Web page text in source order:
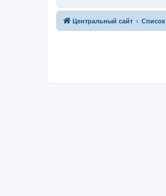
Центральный сайт